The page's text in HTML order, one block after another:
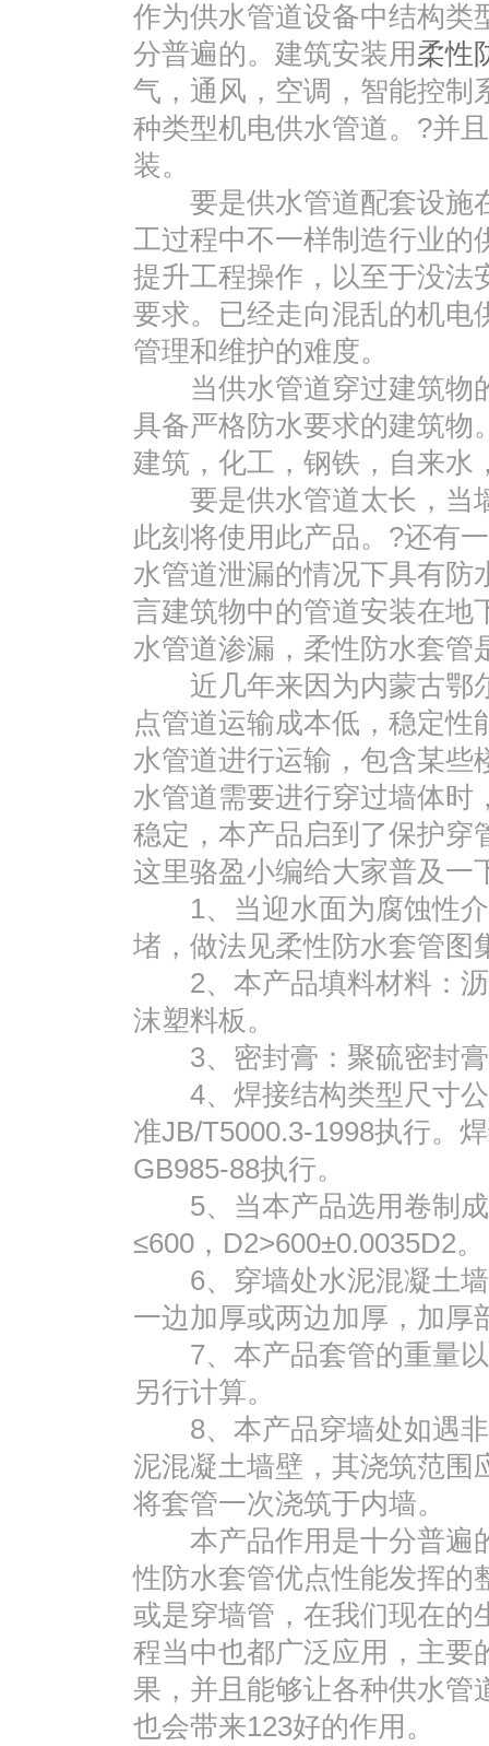
作为供水管道设备中结构类
分普遍的。建筑安装用柔性
气，通风，空调，智能控制
种类型机电供水管道。?并
装。
要是供水管道配套设施
工过程中不一样制造行业的
提升工程操作，以至于没法
要求。已经走向混乱的机电
管理和维护的难度。
当供水管道穿过建筑物
具备严格防水要求的建筑物
建筑，化工，钢铁，自来水
要是供水管道太长，当
此刻将使用此产品。?还有
水管道泄漏的情况下具有防
言建筑物中的管道安装在地
水管道渗漏，柔性防水套管
近几年来因为内蒙古鄂
点管道运输成本低，稳定
水管道进行运输，包含某些
水管道需要进行穿过墙体时
稳定，本产品启到了保护穿
这里骆盈小编给大家普及一
1、当迎水面为腐蚀性介
堵，做法见柔性防水套管图
2、本产品填料材料：沥
沫塑料板。
3、密封膏：聚硫密封膏
4、焊接结构类型尺寸公
准JB/T5000.3-1998执行。
GB985-88执行。
5、当本产品选用卷制成
≤600，D2>600±0.0035D2。
6、穿墙处水泥混凝土墙
一边加厚或两边加厚，加厚
7、本产品套管的重量以
另行计算。
8、本产品穿墙处如遇非
泥混凝土墙壁，其浇筑范围
将套管一次浇筑于内墙。
本产品作用是十分普遍
性防水套管优点性能发挥的
或是穿墙管，在我们现在的
程当中也都广泛应用，主要
果，并且能够让各种供水管
也会带来123好的作用。